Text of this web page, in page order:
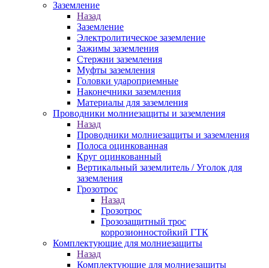
Заземление
Назад
Заземление
Электролитическое заземление
Зажимы заземления
Стержни заземления
Муфты заземления
Головки удароприемные
Наконечники заземления
Материалы для заземления
Проводники молниезащиты и заземления
Назад
Проводники молниезащиты и заземления
Полоса оцинкованная
Круг оцинкованный
Вертикальный заземлитель / Уголок для
заземления
Грозотрос
Назад
Грозотрос
Грозозащитный трос
коррозионностойкий ГТК
Комплектующие для молниезащиты
Назад
Комплектующие для молниезащиты